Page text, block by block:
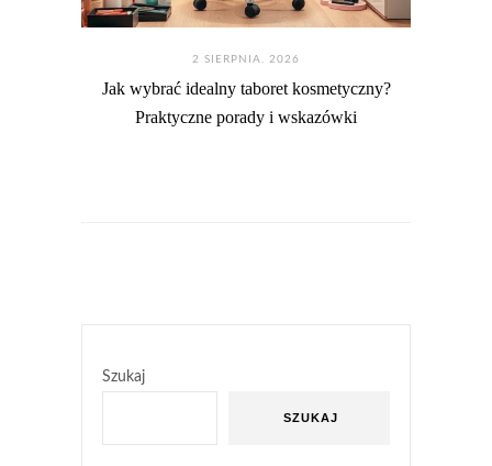
2 SIERPNIA. 2026
Jak wybrać idealny taboret kosmetyczny?
Praktyczne porady i wskazówki
Szukaj
SZUKAJ